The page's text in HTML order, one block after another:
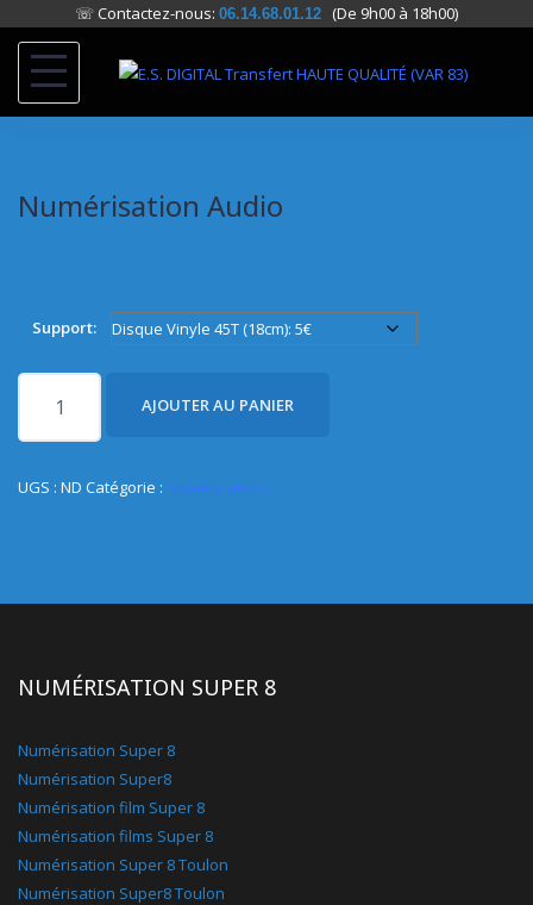
☏ Contactez-nous: 06.14.68.01.12 (De 9h00 à 18h00)
Skip
content
Numérisation Audio
Support:
Numérisation
AJOUTER AU PANIER
UGS : ND Catégorie : Numérisations
NUMÉRISATION SUPER 8
Numérisation Super 8
Numérisation Super8
Numérisation film Super 8
Numérisation films Super 8
Numérisation Super 8 Toulon
Numérisation Super8 Toulon